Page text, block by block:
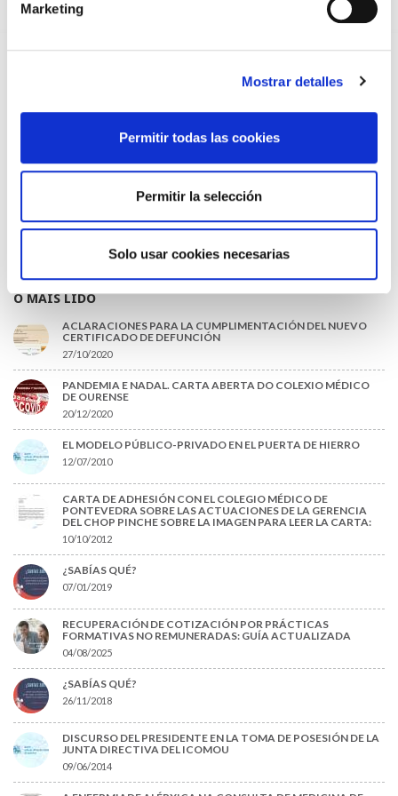
Marketing
Mostrar detalles
Permitir todas las cookies
Permitir la selección
Solo usar cookies necesarias
MUTUALISTAS
INFORME SOBRE LA CONSOLIDACIÓN DE GRADO A LAS/LOS
COLEGIADAS/OS EN ACTIVO QUE HAN EJERCIDO O EJERCEN
03/07/2026
DISPONIBLE LA GRABACIÓN DE LA JORNADA «SALUD,
DE PAÍS»
O MÁIS LIDO
ACLARACIONES PARA LA CUMPLIMENTACIÓN DEL NUEVO
CERTIFICADO DE DEFUNCIÓN
27/10/2020
PANDEMIA E NADAL. CARTA ABERTA DO COLEXIO MÉDICO
DE OURENSE
20/12/2020
EL MODELO PÚBLICO-PRIVADO EN EL PUERTA DE HIERRO
12/07/2010
CARTA DE ADHESIÓN CON EL COLEGIO MÉDICO DE
PONTEVEDRA SOBRE LAS ACTUACIONES DE LA GERENCIA
DEL CHOP PINCHE SOBRE LA IMAGEN PARA LEER LA CARTA:
10/10/2012
¿SABÍAS QUÉ?
07/01/2019
RECUPERACIÓN DE COTIZACIÓN POR PRÁCTICAS
FORMATIVAS NO REMUNERADAS: GUÍA ACTUALIZADA
04/08/2025
¿SABÍAS QUÉ?
26/11/2018
DISCURSO DEL PRESIDENTE EN LA TOMA DE POSESIÓN DE LA
JUNTA DIRECTIVA DEL ICOMOU
09/06/2014